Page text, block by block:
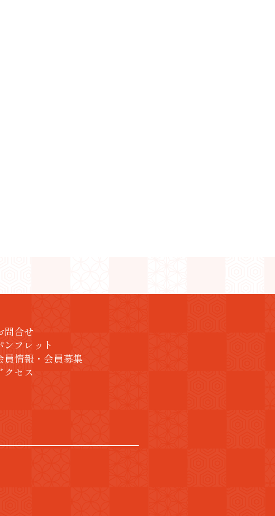
問合せ
ンフレット
員情報・会員募集
クセス